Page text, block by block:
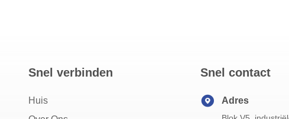
Snel verbinden
Huis
Snel contact
Adres